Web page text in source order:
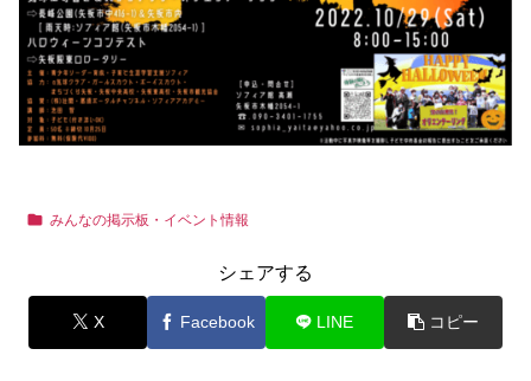
みんなの掲示板・イベント情報
シェアする
X Facebook LINE コピー